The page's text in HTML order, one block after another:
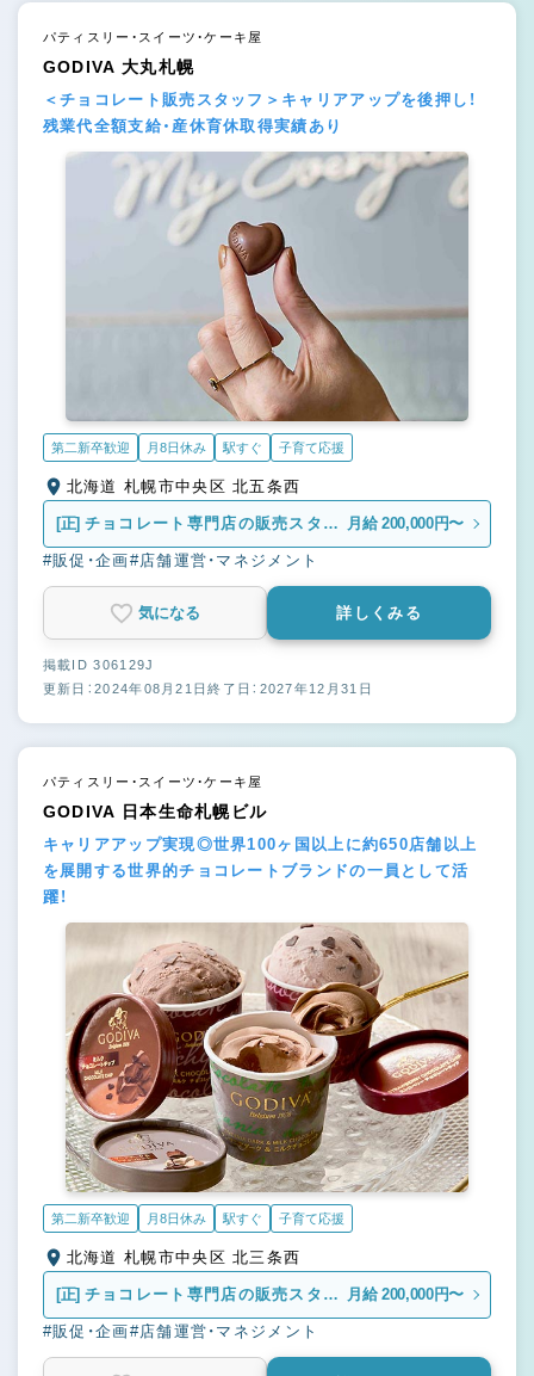
パティスリー・スイーツ・ケーキ屋
GODIVA 大丸札幌
＜チョコレート販売スタッフ＞キャリアアップを後押し！
残業代全額支給・産休育休取得実績あり
第二新卒歓迎 月8日休み 駅すぐ 子育て応援
北海道 札幌市中央区 北五条西
[正] チョコレート専門店の販売スタッ
フ
月給 200,000円〜
#販促・企画#店舗運営・マネジメント
気になる 詳しくみる
掲載ID 306129J
更新日：2024年08月21日終了日：2027年12月31日
パティスリー・スイーツ・ケーキ屋
GODIVA 日本生命札幌ビル
キャリアアップ実現◎世界100ヶ国以上に約650店舗以上
を展開する世界的チョコレートブランドの一員として活
躍！
第二新卒歓迎 月8日休み 駅すぐ 子育て応援
北海道 札幌市中央区 北三条西
[正] チョコレート専門店の販売スタッ
フ
月給 200,000円〜
#販促・企画#店舗運営・マネジメント